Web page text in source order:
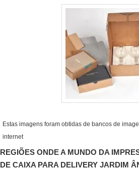
Estas imagens foram obtidas de bancos de
internet
REGIÕES ONDE A MUNDO DA
DE CAIXA PARA DELIVERY JARDIM